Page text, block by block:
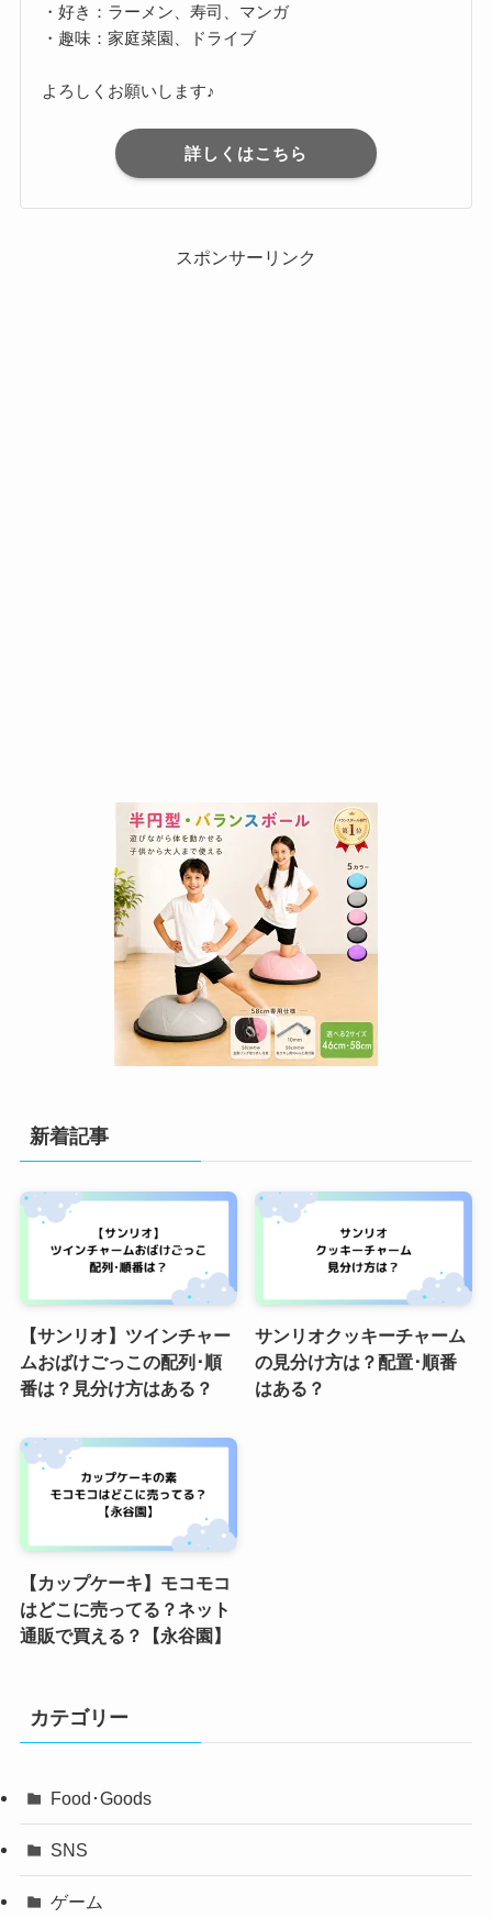
・好き：ラーメン、寿司、マンガ
・趣味：家庭菜園、ドライブ
よろしくお願いします♪
詳しくはこちら
スポンサーリンク
新着記事
【サンリオ】ツインチャー
ムおばけごっこの配列･順
番は？見分け方はある？
サンリオクッキーチャーム
の見分け方は？配置･順番
はある？
【カップケーキ】モコモコ
はどこに売ってる？ネット
通販で買える？【永谷園】
カテゴリー
Food･Goods
SNS
ゲーム